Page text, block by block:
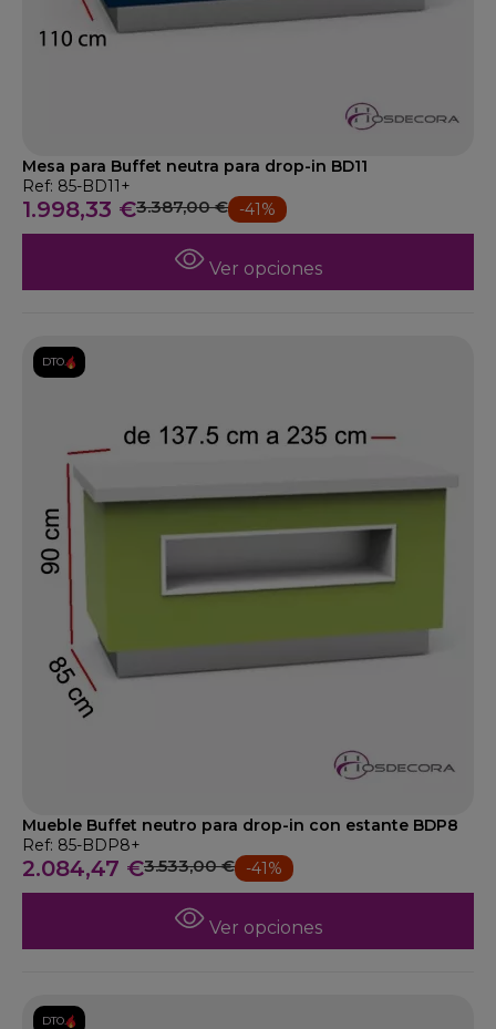
Mesa para Buffet neutra para drop-in BD11
Ref: 85-BD11+
1.998,33 €3.387,00 € -41%
Ver opciones
DTO.
Mueble Buffet neutro para drop-in con estante BDP8
Ref: 85-BDP8+
2.084,47 €3.533,00 € -41%
Ver opciones
DTO.